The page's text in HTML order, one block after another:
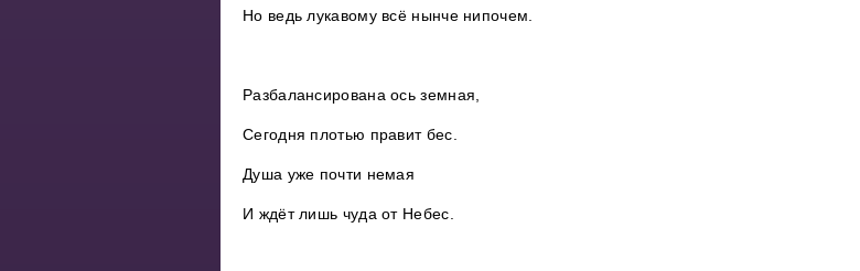
Но ведь лукавому всё нынче нипочем.
Разбалансирована ось земная,
Сегодня плотью правит бес.
Душа уже почти немая
И ждёт лишь чуда от Небес.